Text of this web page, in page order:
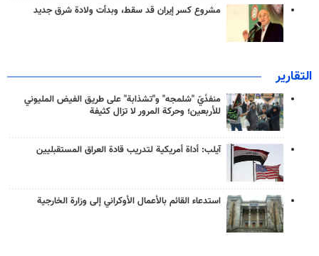
مشروع كسر إيران قد سقط، وبدأت ولادة شرق جديد
التقارير
منفذَيّ "شلمجه" و"تشذابة" على طريق الفيض المليوني
للأربعين؛ وحركة المرور لا تزال كثيفة
آيلب: أداة أمريكية لتدريب قادة العراق المستقبليين
استدعاء القائم بالأعمال الأوكراني إلى وزارة الخارجية